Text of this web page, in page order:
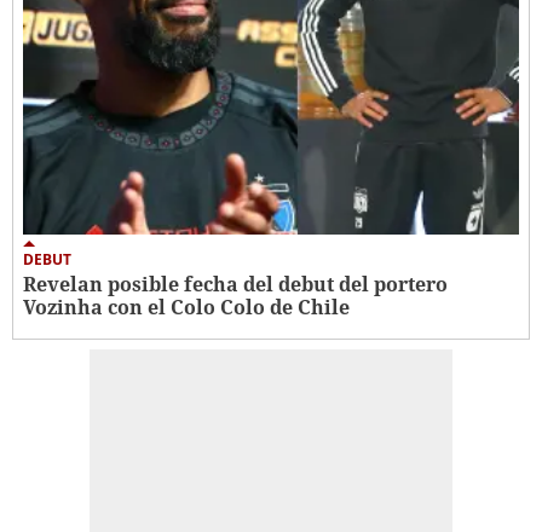
DEBUT
Revelan posible fecha del debut del portero
Vozinha con el Colo Colo de Chile